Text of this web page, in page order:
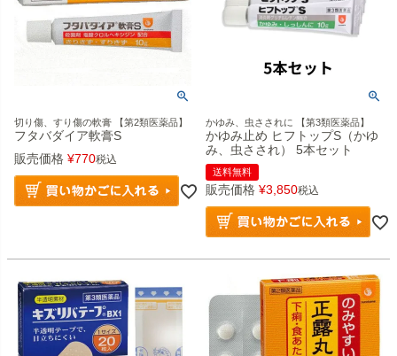
切り傷、すり傷の軟膏 【第2類医薬品】
フタバダイア軟膏S
販売価格 ¥770税込
かゆみ、虫さされに 【第3類医薬品】
かゆみ止め ヒフトップS（かゆ
み、虫さされ） 5本セット
送料無料
販売価格 ¥3,850税込